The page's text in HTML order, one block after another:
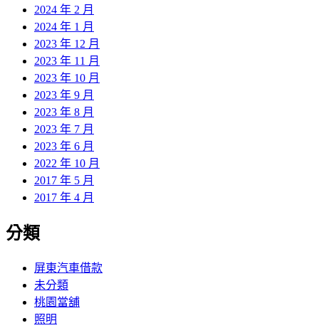
2024 年 2 月
2024 年 1 月
2023 年 12 月
2023 年 11 月
2023 年 10 月
2023 年 9 月
2023 年 8 月
2023 年 7 月
2023 年 6 月
2022 年 10 月
2017 年 5 月
2017 年 4 月
分類
屏東汽車借款
未分類
桃園當舖
照明